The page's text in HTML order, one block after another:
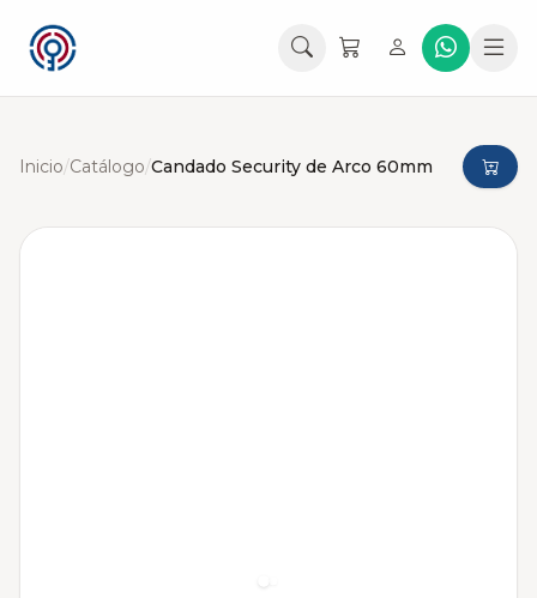
Inicio/Catálogo/Candado Security de Arco 60mm